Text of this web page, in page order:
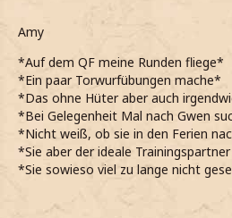
Amy
*Auf dem QF meine Runden fliege*
*Ein paar Torwurfübungen mache*
*Das ohne Hüter aber auch
*Bei Gelegenheit Mal nach Gwen
*Nicht weiß, ob sie in den Ferien
*Sie aber der ideale
*Sie sowieso viel zu lange nicht